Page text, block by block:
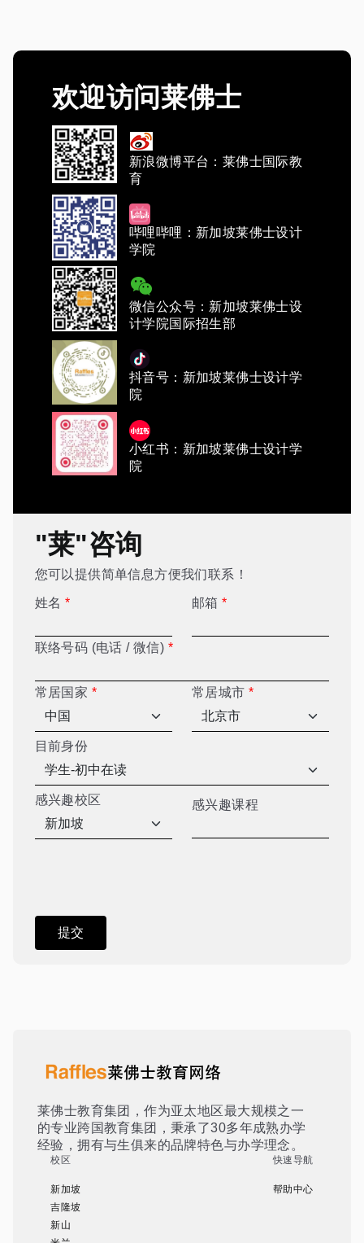
欢迎访问莱佛士
新浪微博平台：莱佛士国际教
育
哔哩哔哩：新加坡莱佛士设计
学院
微信公众号：新加坡莱佛士设
计学院国际招生部
抖音号：新加坡莱佛士设计学
院
小红书：新加坡莱佛士设计学
院
"莱"咨询
您可以提供简单信息方便我们联系！
姓名 * 邮箱*
联络号码 (电话 / 微信) *
常居国家 * 常居城市*
目前身份
感兴趣校区 感兴趣课程
莱佛士教育集团，作为亚太地区最大规模之一
的专业跨国教育集团，秉承了30多年成熟办学
经验，拥有与生俱来的品牌特色与办学理念。
校区
新加坡
吉隆坡
新山
快速导航
帮助中心